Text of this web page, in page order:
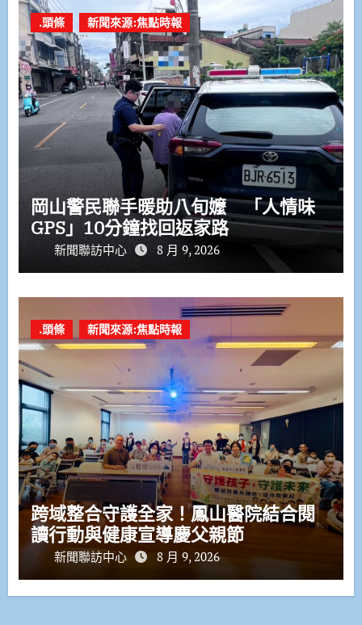
.頭條 新聞來源:焦點時報
岡山警民聯手暖助八旬嬤 「人情味
GPS」10分鐘找回返家路
新聞聯訪中心 8 月 9, 2026
.頭條 新聞來源:焦點時報
跨域整合守護全家！鳳山醫院結合閱
讀行動與健康宣導慶父親節
新聞聯訪中心 8 月 9, 2026